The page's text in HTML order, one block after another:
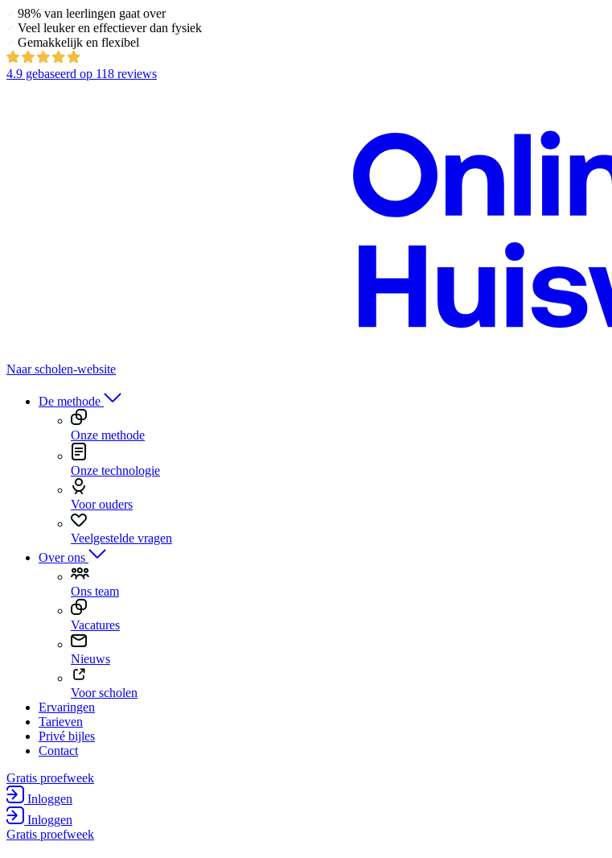
98% van leerlingen gaat over
Veel leuker en effectiever dan fysiek
Gemakkelijk en flexibel
4.9 gebaseerd op 118 reviews
Naar scholen-website
De methode
Onze methode
Onze technologie
Voor ouders
Veelgestelde vragen
Over ons
Ons team
Vacatures
Nieuws
Voor scholen
Ervaringen
Tarieven
Privé bijles
Contact
Gratis proefweek
Inloggen
Inloggen
Gratis proefweek